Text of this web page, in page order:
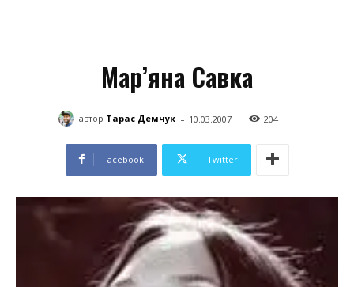
Мар’яна Савка
автор Тарас Демчук - 10.03.2007 204
Facebook Twitter